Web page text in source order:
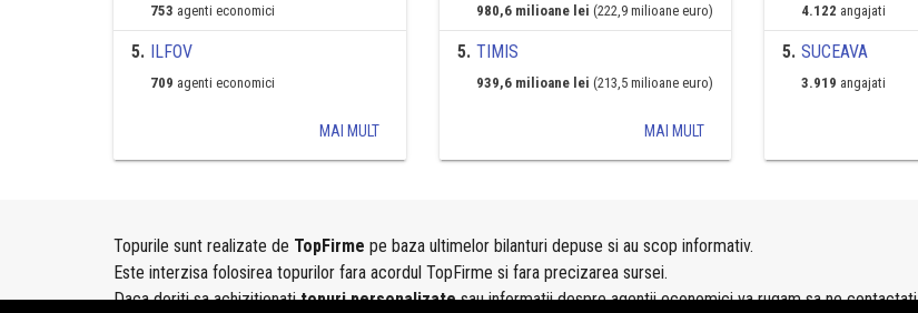
753 agenti economici
5. ILFOV
709 agenti economici
MAI MULT
980,6 milioane lei (222,9 milioane euro)
5. TIMIS
939,6 milioane lei (213,5 milioane euro)
MAI MULT
4.122 angajati
5. SUCEAVA
3.919 angajati
Topurile sunt realizate de TopFirme pe baza ultimelor bilanturi depuse si au scop informativ.
Este interzisa folosirea topurilor fara acordul TopFirme si fara precizarea sursei.
Daca doriti sa achizitionatitopuri personalizatesau informatii despre agentii economici va rugam sa ne contactati